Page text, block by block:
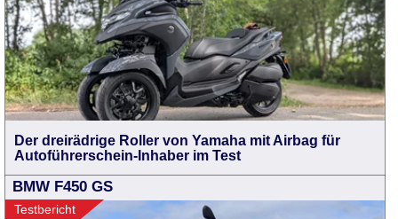
Der dreirädrige Roller von Yamaha mit Airbag für
Autoführerschein-Inhaber im Test
BMW F450 GS
Testbericht